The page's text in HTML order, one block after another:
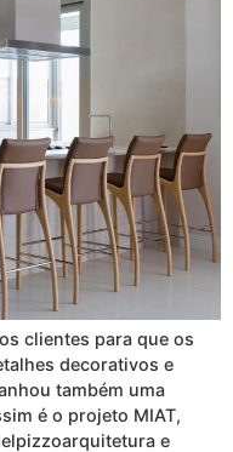
clientes para que os
decorativos e
também uma
é o projeto MIAT,
e